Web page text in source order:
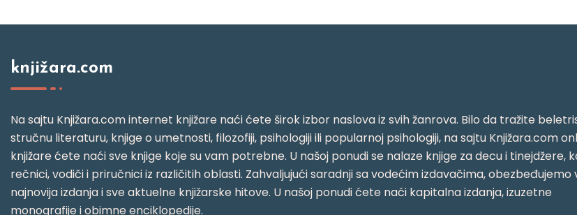
knjižara.com
Na sajtu Knjižara.com internet knjižare naći ćete širok izbor naslova iz svih žanrova. Bilo da tražite
stručnu literaturu, knjige o umetnosti, filozofiji, psihologiji ili popularnoj psihologiji, na sajtu Knjižara.com
knjižare ćete naći sve knjige koje su vam potrebne. U našoj ponudi se nalaze knjige za decu i tinejdžere,
rečnici, vodiči i priručnici iz različitih oblasti. Zahvaljujući saradnji sa vodećim izdavačima, obezbeđujemo
najnovija izdanja i sve aktuelne knjižarske hitove. U našoj ponudi ćete naći kapitalna izdanja, izuzetne
monografije i obimne enciklopedije.